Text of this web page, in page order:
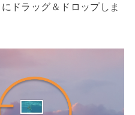
ドラッグ＆ドロップしま